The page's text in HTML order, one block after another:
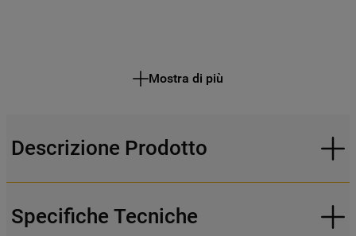
Mostra di più
Descrizione Prodotto
Specifiche Tecniche